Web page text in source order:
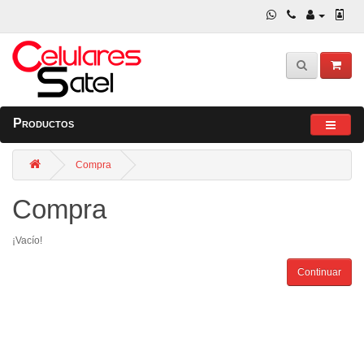
Productos
Compra
Compra
¡Vacío!
Continuar